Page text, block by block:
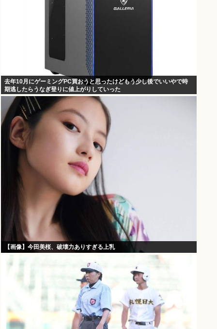
去年10月にゲーミングPC買おうと思ったけどもう少し後でいいやで時
期逃したらうなぎ登りに値上がりしていった
【画像】今田美桜、破壊力ありすぎる上乳